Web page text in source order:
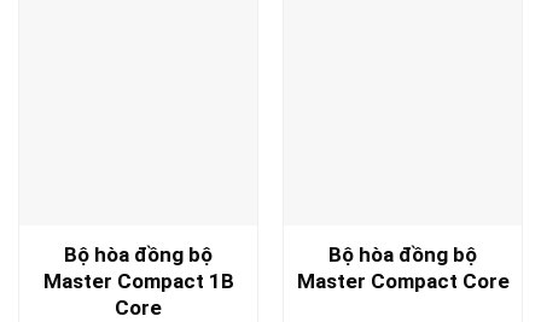
Bộ hòa đồng bộ
Master Compact 1B
Core
Bộ hòa đồng bộ
Master Compact Core